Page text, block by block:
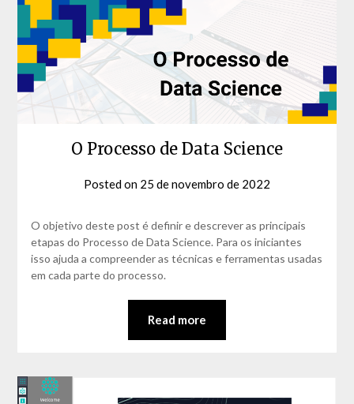
O Processo de Data Science
Posted on 25 de novembro de 2022
Matos
O objetivo deste post é definir e descrever as principais
etapas do Processo de Data Science. Para os iniciantes
isso ajuda a compreender as técnicas e ferramentas usadas
em cada parte do processo.
Read more